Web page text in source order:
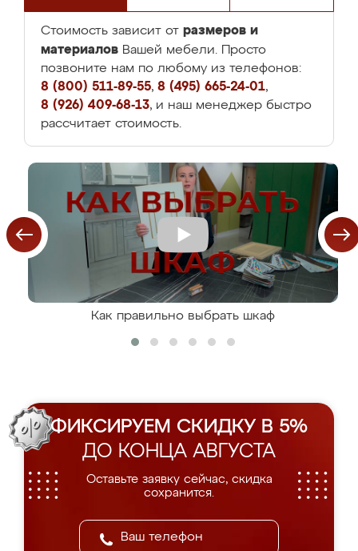
Стоимость зависит от размеров и
материалов Вашей мебели. Просто
позвоните нам по любому из телефонов:
8 (800) 511-89-55, 8 (495) 665-24-01,
8 (926) 409-68-13, и наш менеджер быстро
рассчитает стоимость.
Как правильно выбрать шкаф
ФИКСИРУЕМ СКИДКУ В 5%
ДО КОНЦА АВГУСТА
Оставьте заявку сейчас, скидка
сохранится.